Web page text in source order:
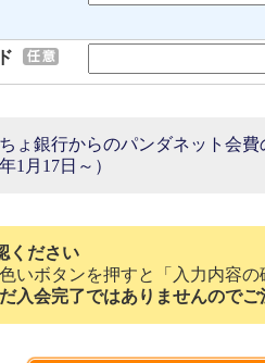
ょ銀行からのパンダネット会
1月17日～）
ください
いボタンを押すと「入力内容
入会完了ではありませんので